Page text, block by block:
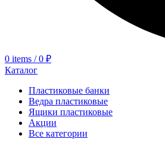
0 items / 0 ₽
Каталог
Пластиковые банки
Ведра пластиковые
Ящики пластиковые
Акции
Все категории